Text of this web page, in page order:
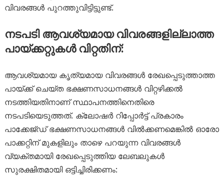
വിവരങ്ങൾ പുറത്തുവിട്ടിട്ടുണ്ട്.
നടപടി ആവശ്യമായ വിവരങ്ങളില്ലാത്ത
പായ്ക്കറ്റുകൾ വിറ്റതിന്:
ആവശ്യമായ കൃത്യമായ വിവരങ്ങൾ രേഖപ്പെടുത്താത്ത
പായ്ക്ക് ചെയ്ത ഭക്ഷണസാധനങ്ങൾ വിറ്റഴിക്കൽ
നടത്തിയതിനാണ് സ്ഥാപനത്തിനെതിരെ
നടപടിയെടുത്തത്. ക്ലോഷർ റിപ്പോർട്ട് പ്രകാരം
പാക്കേജ്ഡ് ഭക്ഷണസാധനങ്ങൾ വിൽക്കണമെങ്കിൽ ഓരോ
പാക്കറ്റിന് മുകളിലും താഴെ പറയുന്ന വിവരങ്ങൾ
വ്യക്തമായി രേഖപ്പെടുത്തിയ ലേബലുകൾ
സുരക്ഷിതമായി ഒട്ടിച്ചിരിക്കണം: